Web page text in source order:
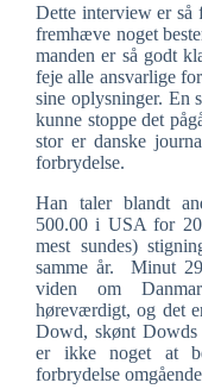
Dette interview er så
fremhæve noget
manden er så godt
feje alle ansvarlige
sine oplysninger. En
kunne stoppe det
stor er danske
forbrydelse.
Han taler blandt
500.00 i USA for
mest sundes)
samme år. Minut
viden om
høreværdigt, og det
Dowd, skønt
er ikke noget at
forbrydelse